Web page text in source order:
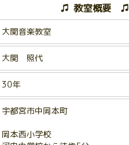
♫ 教室概要 ♫
大関音楽教室
大関 照代
30年
宇都宮市中岡本町
岡本西小学校